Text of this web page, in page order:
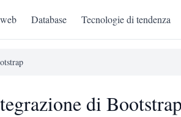
Database Tecnologie di tendenza
di